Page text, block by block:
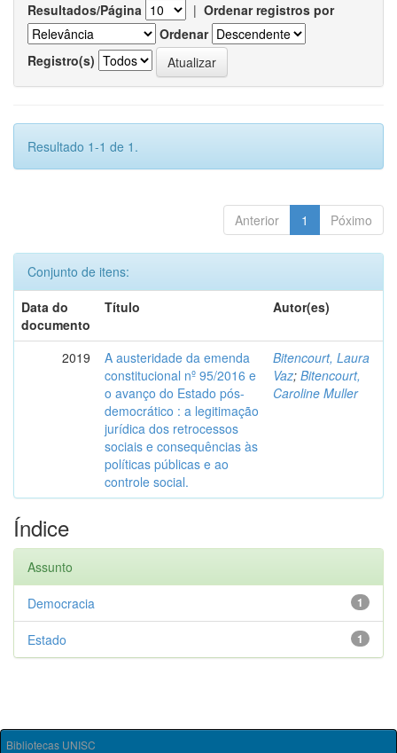
Resultados/Página | Ordenar registros por
Ordenar
Registro(s)
Resultado 1-1 de 1.
Anterior 1 Póximo
Conjunto de itens:
Data do
documento
Título Autor(es)
2019
A austeridade da emenda
constitucional nº 95/2016 e
o avanço do Estado pós-
democrático : a legitimação
jurídica dos retrocessos
sociais e consequências às
políticas públicas e ao
controle social.
Bitencourt, Laura
Vaz; Bitencourt,
Caroline Muller
Índice
Assunto
1
Democracia
1
Estado
Bibliotecas UNISC